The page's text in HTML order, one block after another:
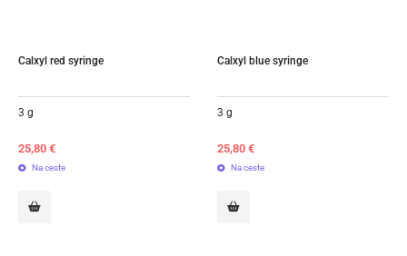
Calxyl red syringe
3 g
25,80 €
Na ceste
Calxyl blue syringe
3 g
25,80 €
Na ceste